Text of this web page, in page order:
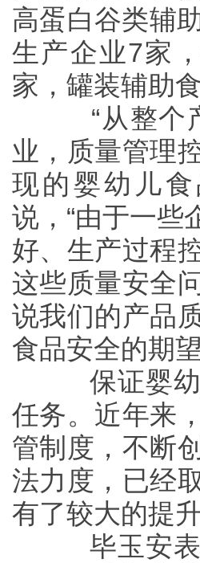
高蛋白谷类辅
生产企业7家
家，罐装辅助
“从整个产
业，质量管理
现的婴幼儿
说，“由于一些
好、生产过程
这些质量安全
说我们的产品
食品安全的期
保证婴幼
任务。近年来
管制度，不断
法力度，已经
有了较大的提升
毕玉安表